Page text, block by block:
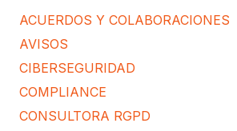
ACUERDOS Y COLABORACIONES
AVISOS
CIBERSEGURIDAD
COMPLIANCE
CONSULTORA RGPD